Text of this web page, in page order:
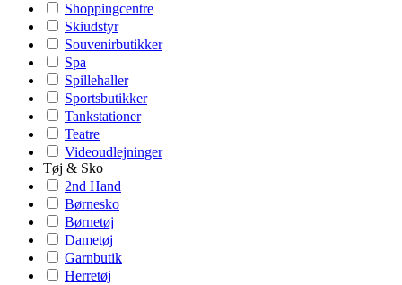
Shoppingcentre
Skiudstyr
Souvenirbutikker
Spa
Spillehaller
Sportsbutikker
Tankstationer
Teatre
Videoudlejninger
Tøj & Sko
2nd Hand
Børnesko
Børnetøj
Dametøj
Garnbutik
Herretøj